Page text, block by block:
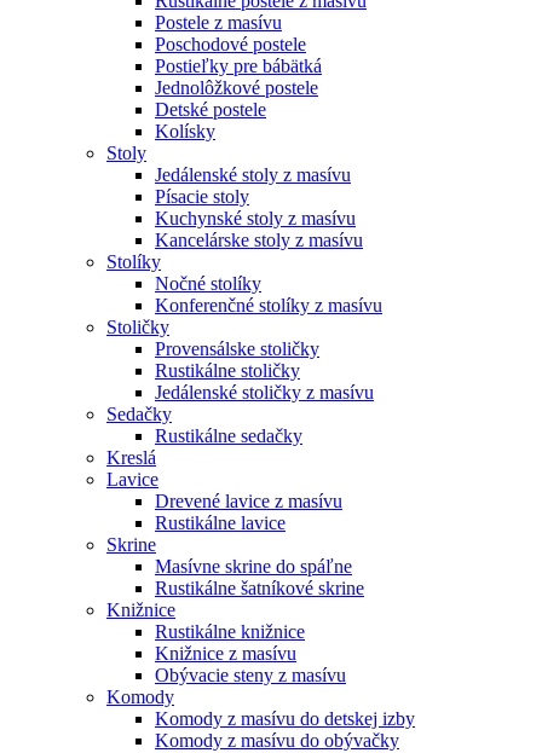
Postele z masívu
Poschodové postele
Postieľky pre bábätká
Jednolôžkové postele
Detské postele
Kolísky
Stoly
Jedálenské stoly z masívu
Písacie stoly
Kuchynské stoly z masívu
Kancelárske stoly z masívu
Stolíky
Nočné stolíky
Konferenčné stolíky z masívu
Stoličky
Provensálske stoličky
Rustikálne stoličky
Jedálenské stoličky z masívu
Sedačky
Rustikálne sedačky
Kreslá
Lavice
Drevené lavice z masívu
Rustikálne lavice
Skrine
Masívne skrine do spáľne
Rustikálne šatníkové skrine
Knižnice
Rustikálne knižnice
Knižnice z masívu
Obývacie steny z masívu
Komody
Komody z masívu do detskej izby
Komody z masívu do obývačky